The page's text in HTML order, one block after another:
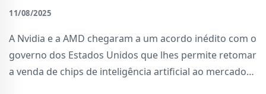
11/08/2025
A Nvidia e a AMD chegaram a um acordo inédito com o
governo dos Estados Unidos que lhes permite retomar
a venda de chips de inteligência artificial ao mercado